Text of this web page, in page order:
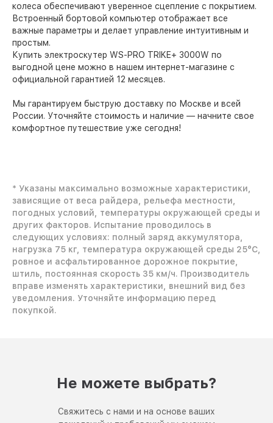
колеса обеспечивают уверенное сцепление с покрытием.
Встроенный бортовой компьютер отображает все
важные параметры и делает управление интуитивным и
простым.
Купить электроскутер WS-PRO TRIKE+ 3000W по
выгодной цене можно в нашем интернет-магазине с
официальной гарантией 12 месяцев.
Мы гарантируем быструю доставку по Москве и всей
России. Уточняйте стоимость и наличие — начните свое
комфортное путешествие уже сегодня!
* Указаны максимально возможные характеристики,
зависящие от веса райдера, рельефа местности,
погодных условий, температуры окружающей среды и
других факторов. Испытание проводилось в
следующих условиях: полный заряд аккумулятора,
нагрузка 75 кг, температура окружающей среды 25°C,
ровное и асфальтированное дорожное покрытие,
штиль, постоянная скорость 35 км/ч. Производитель
вправе изменять характеристики, внешний вид без
уведомления. Уточняйте информацию перед
покупкой.
Не можете выбрать?
Свяжитесь с нами и на основе ваших